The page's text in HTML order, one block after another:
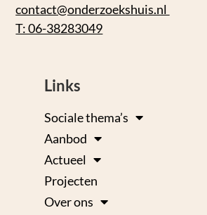
contact@onderzoekshuis.nl
T: 06-38283049
Links
Sociale thema’s
Aanbod
Actueel
Projecten
Over ons